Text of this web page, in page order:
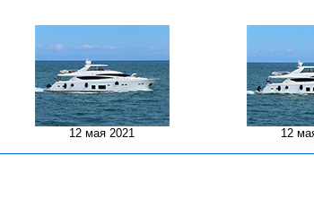
12 мая 2021 12